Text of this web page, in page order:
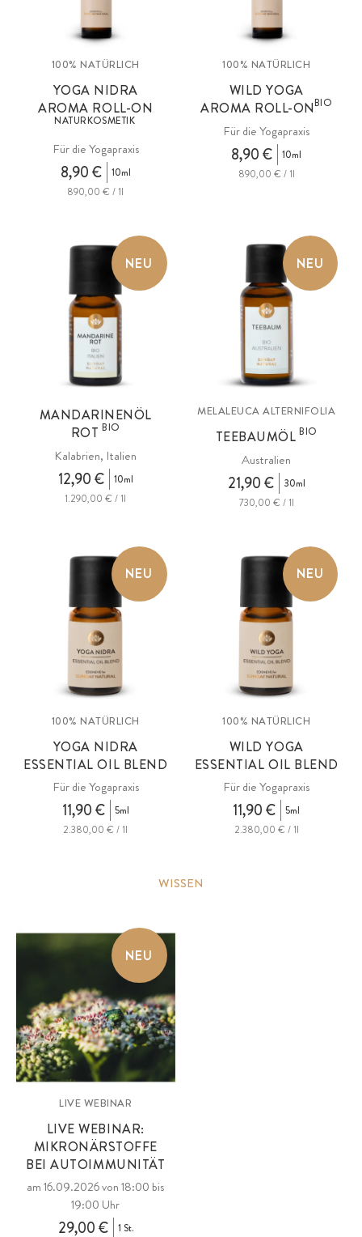
100% NATÜRLICH
YOGA NIDRA
AROMA ROLL-ON
NATURKOSMETIK
Für die Yogapraxis
8,90 €
10ml
890,00 € / 1l
100% NATÜRLICH
WILD YOGA
AROMA ROLL-ONBIO
Für die Yogapraxis
8,90 €
10ml
890,00 € / 1l
NEU
MANDARINENÖL
ROTBIO
Kalabrien, Italien
12,90 €
10ml
1.290,00 € / 1l
NEU
MELALEUCA ALTERNIFOLIA
TEEBAUMÖLBIO
Australien
21,90 €
30ml
730,00 € / 1l
NEU
100% NATÜRLICH
YOGA NIDRA
ESSENTIAL OIL BLEND
Für die Yogapraxis
11,90 €
5ml
2.380,00 € / 1l
NEU
100% NATÜRLICH
WILD YOGA
ESSENTIAL OIL BLEND
Für die Yogapraxis
11,90 €
5ml
2.380,00 € / 1l
WISSEN
NEU
LIVE WEBINAR
LIVE WEBINAR:
MIKRONÄRSTOFFE
BEI AUTOIMMUNITÄT
am 16.09.2026 von 18:00 bis
19:00 Uhr
29,00 €
1 St.